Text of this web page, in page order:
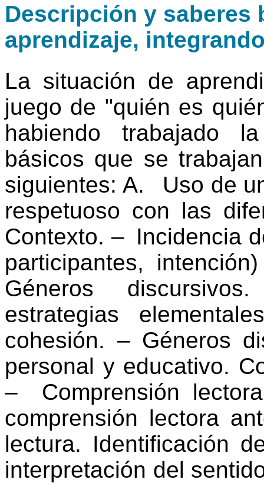
Descripción y saberes
aprendizaje,
La situación de
juego de "quién es
habiendo trabajado
básicos que se
siguientes: A. Uso de
respetuoso con las
Contexto. – Incidencia
participantes,
Géneros
estrategias
cohesión. – Géneros
personal y educativo.
– Comprensión
comprensión lectora
lectura. Identificación
interpretación del